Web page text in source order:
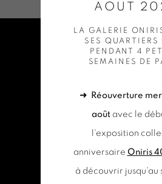
AOÛT
LA GALERIE
SES QUARTIERS
PENDANT 4
SEMAINES DE
➜ Réouverture
août avec le
l'exposition
anniversaire Oniris
à découvrir jusqu'au